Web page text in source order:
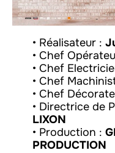
• Réalisateur :
• Chef
• Chef
• Chef
• Chef
• Directrice de
LIXON
• Production :
PRODUCTION